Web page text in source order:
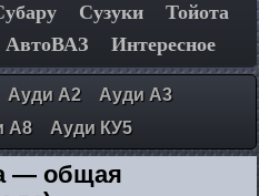
Сузуки
Тойота
АвтоВАЗ Интересное
Ауди А2
Ауди А3
А8 Ауди КУ5
— общая